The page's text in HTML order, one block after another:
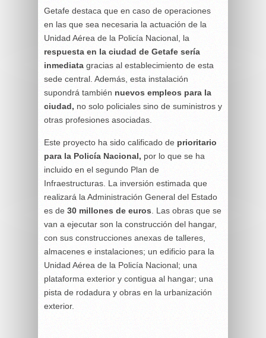
Getafe destaca que en caso de operaciones
en las que sea necesaria la actuación de la
Unidad Aérea de la Policía Nacional, la
respuesta en la ciudad de Getafe sería
inmediata gracias al establecimiento de esta
sede central. Además, esta instalación
supondrá también nuevos empleos para la
ciudad, no solo policiales sino de suministros y
otras profesiones asociadas.
Este proyecto ha sido calificado de prioritario
para la Policía Nacional, por lo que se ha
incluido en el segundo Plan de
Infraestructuras. La inversión estimada que
realizará la Administración General del Estado
es de 30 millones de euros. Las obras que se
van a ejecutar son la construcción del hangar,
con sus construcciones anexas de talleres,
almacenes e instalaciones; un edificio para la
Unidad Aérea de la Policía Nacional; una
plataforma exterior y contigua al hangar; una
pista de rodadura y obras en la urbanización
exterior.